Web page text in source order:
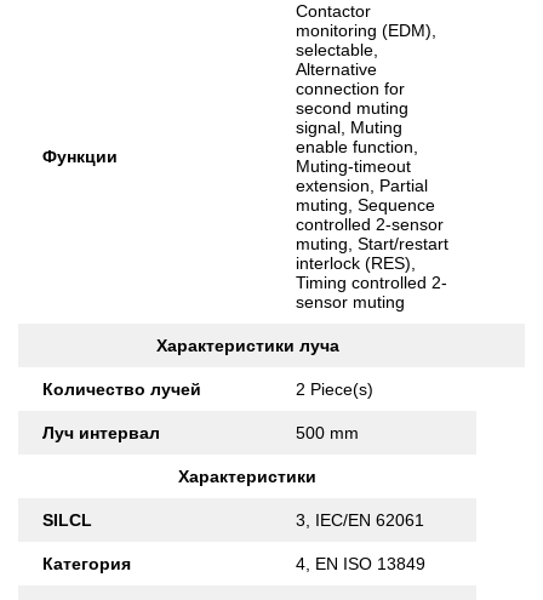
Функции
Contactor
monitoring (EDM),
selectable,
Alternative
connection for
second muting
signal, Muting
enable function,
Muting-timeout
extension, Partial
muting, Sequence
controlled 2-sensor
muting, Start/restart
interlock (RES),
Timing controlled 2-
sensor muting
Характеристики луча
Количество лучей 2 Piece(s)
Луч интервал 500 mm
Характеристики
SILCL 3, IEC/EN 62061
Категория 4, EN ISO 13849